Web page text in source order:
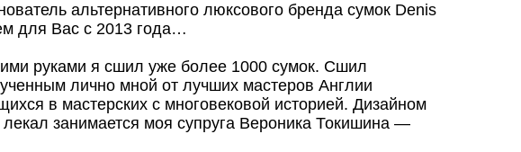
альтернативного люксового бренда сумок Denis
для Вас с 2013 года…
руками я сшил уже более 1000 сумок. Сшил
лично мной от лучших мастеров Англии
в мастерских с многовековой историей. Дизайном
лекал занимается моя супруга Вероника Токишина —